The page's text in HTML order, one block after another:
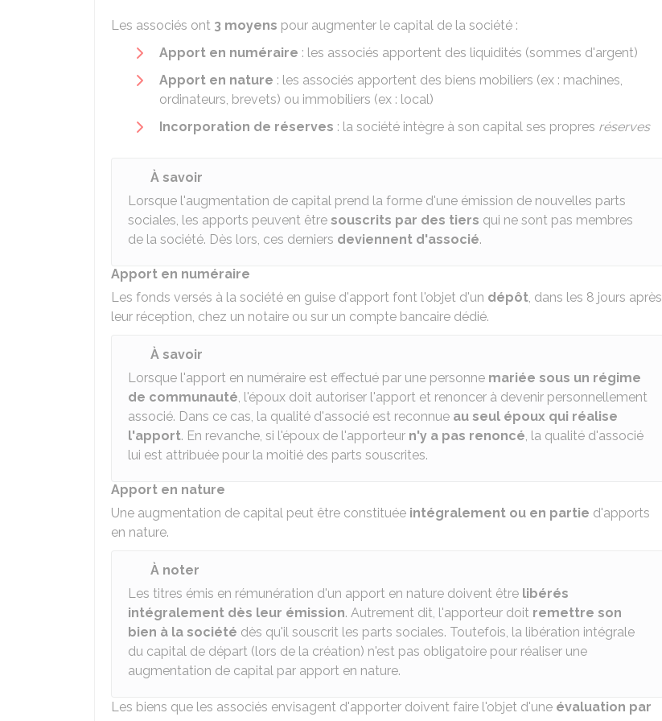
Les associés ont 3 moyens pour augmenter le capital de la société :
Apport en numéraire : les associés apportent des liquidités (sommes d'argent)
Apport en nature : les associés apportent des biens mobiliers (ex : machines,
ordinateurs, brevets) ou immobiliers (ex : local)
Incorporation de réserves : la société intègre à son capital ses propres réserves
À savoir
Lorsque l'augmentation de capital prend la forme d'une émission de nouvelles parts
sociales, les apports peuvent être souscrits par des tiers qui ne sont pas membres
de la société. Dès lors, ces derniers deviennent d'associé.
Apport en numéraire
Les fonds versés à la société en guise d'apport font l'objet d'un dépôt, dans les 8 jours après
leur réception, chez un notaire ou sur un compte bancaire dédié.
À savoir
Lorsque l'apport en numéraire est effectué par une personne mariée sous un régime
de communauté, l'époux doit autoriser l'apport et renoncer à devenir personnellement
associé. Dans ce cas, la qualité d'associé est reconnue au seul époux qui réalise
l'apport. En revanche, si l'époux de l'apporteur n'y a pas renoncé, la qualité d'associé
lui est attribuée pour la moitié des parts souscrites.
Apport en nature
Une augmentation de capital peut être constituée intégralement ou en partie d'apports
en nature.
À noter
Les titres émis en rémunération d'un apport en nature doivent être libérés
intégralement dès leur émission. Autrement dit, l'apporteur doit remettre son
bien à la société dès qu'il souscrit les parts sociales. Toutefois, la libération intégrale
du capital de départ (lors de la création) n'est pas obligatoire pour réaliser une
augmentation de capital par apport en nature.
Les biens que les associés envisagent d'apporter doivent faire l'objet d'une évaluation par